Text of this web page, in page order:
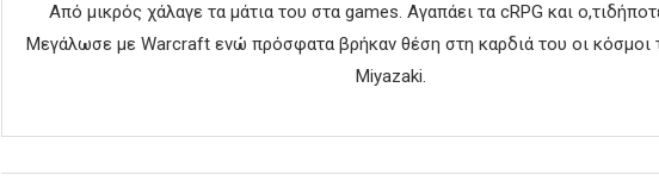
Από μικρός χάλαγε τα μάτια του στα games. Αγαπάει τα cRPG και
Μεγάλωσε με Warcraft ενώ πρόσφατα βρήκαν θέση στη καρδιά του οι κόσμοι
Miyazaki.